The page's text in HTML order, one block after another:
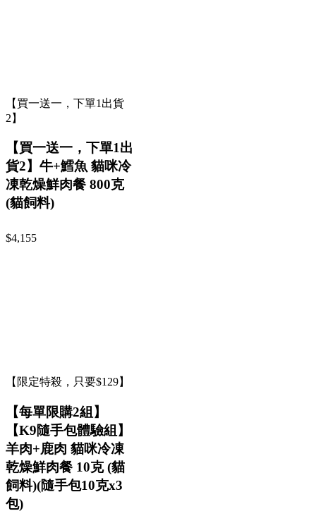
【買一送一，下單1出貨
2】
【買一送一，下單1出
貨2】牛+鱈魚 貓咪冷
凍乾燥鮮肉餐 800克
(貓飼料)
$4,155
【限定特殺，只要$129】
【每單限購2組】
【K9隨手包體驗組】
羊肉+鹿肉 貓咪冷凍
乾燥鮮肉餐 10克 (貓
飼料)(隨手包10克x3
包)